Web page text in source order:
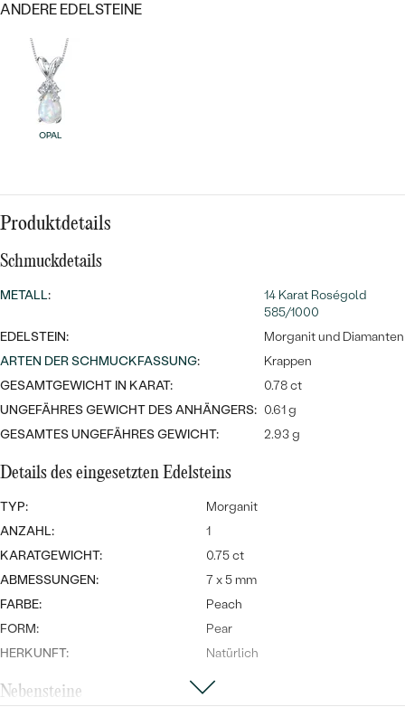
Meistverkaufte
Eheringe
MIT EDELSTEIN
NACH MATERIAL
GOLD
SILBER
Wave Kollektion
EDELSTEINSCHMUCK
SCHMUCK MIT LAB GROWN
DIAMANTEN
SYMBOLISCH
MINIMALISTISCH
NACH DER FARBE
NACH DER FORM
DIAMANTEN
Meistverkaufte
Ohrrinnge
ANSEHEN
PREISWERTE
LUXURIÖSE
Personalisierte
Halsketten
LUXURIÖSE
Meistverkaufte
Ringe
ANSEHEN
ANDERE EDELSTEINE
OPAL
Produktdetails
Schmuckdetails
METALL:
14 Karat Roségold
585/1000
EDELSTEIN:
Morganit und Diamanten
ARTEN DER SCHMUCKFASSUNG:
Krappen
GESAMTGEWICHT IN KARAT:
0.78 ct
UNGEFÄHRES GEWICHT DES ANHÄNGERS: 0.61 g
GESAMTES UNGEFÄHRES GEWICHT:
2.93 g
Details des eingesetzten Edelsteins
TYP:
Morganit
ANZAHL:
1
KARATGEWICHT:
0.75 ct
ABMESSUNGEN:
7 x 5 mm
FARBE:
Peach
FORM:
Pear
HERKUNFT:
Natürlich
Nebensteine